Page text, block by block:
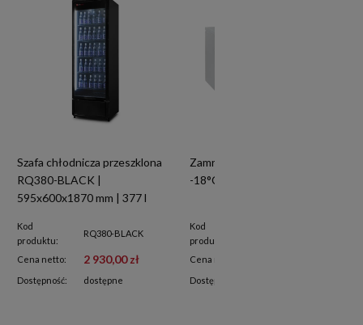
Szafa chłodnicza przeszklona
RQ380-BLACK |
595x600x1870 mm | 377 l
Kod
produktu:
RQ380-BLACK
Cena netto: 2 930,00 zł
Dostępność: dostępne
Zamrażarka skrzyniowa | do
-18°C | 560 l | CF560WE
Kod
produktu:
Cena netto:
Dostępność: